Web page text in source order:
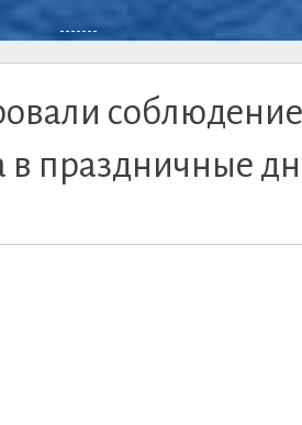
-------
соблюдение
в праздничные